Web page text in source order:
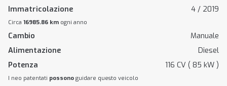
Immatricolazione
4 / 2019
Circa 16985.86 km ogni anno
Cambio
Manuale
Alimentazione
Diesel
Potenza
116 CV ( 85 kW )
I neo patentati possono guidare questo veicolo